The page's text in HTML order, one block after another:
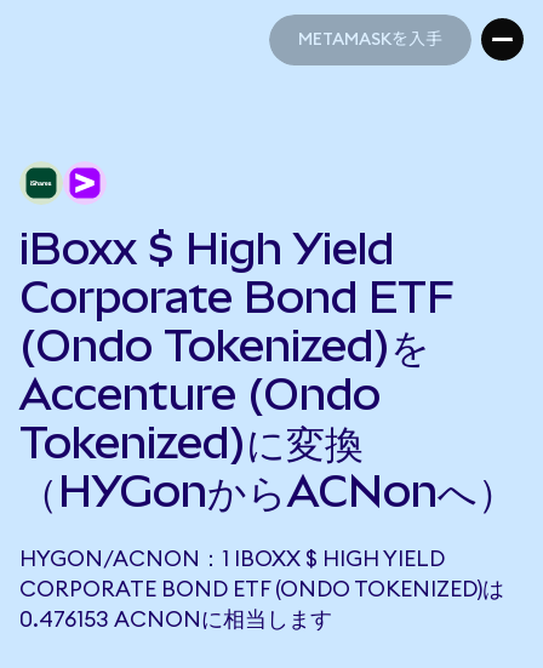
METAMASKを入手
iBoxx $ High Yield
Corporate Bond ETF
(Ondo Tokenized)を
Accenture (Ondo
Tokenized)に変換
（HYGonからACNonへ）
HYGON/ACNON：1 IBOXX $ HIGH YIELD
CORPORATE BOND ETF (ONDO TOKENIZED)は
0.476153 ACNONに相当します